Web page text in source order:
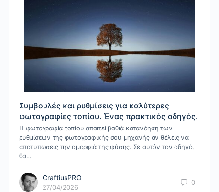
Συμβουλές και ρυθμίσεις για καλύτερες
φωτογραφίες τοπίου. Ένας πρακτικός οδηγός.
Η φωτογραφία τοπίου απαιτεί βαθιά κατανόηση των
ρυθμίσεων της φωτογραφικής σου μηχανής αν θέλεις να
αποτυπώσεις την ομορφιά της φύσης. Σε αυτόν τον οδηγό,
θα…
CraftiusPRO
27/04/2026
0